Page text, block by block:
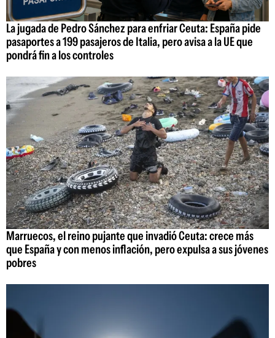
La jugada de Pedro Sánchez para enfriar Ceuta: España pide
pasaportes a 199 pasajeros de Italia, pero avisa a la UE que
pondrá fin a los controles
Marruecos, el reino pujante que invadió Ceuta: crece más
que España y con menos inflación, pero expulsa a sus jóvenes
pobres